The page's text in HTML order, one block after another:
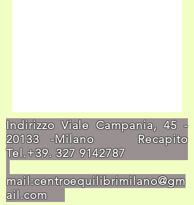
Indirizzo Viale Campania,45 -
20133-Milano Recapito
Tel.+39. 327 9142787
mail:centroequilibrimilano@gm
ail.com